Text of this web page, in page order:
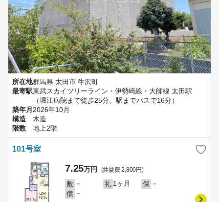
所在地群馬県 太田市 牛沢町
最寄駅東武スカイツリーライン・伊勢崎線・大師線 太田駅
（堀江病院まで徒歩25分、駅までバスで16分）
築年月 2026年10月
構造
木造
階数
地上2階
101号室
7.25万円 (共益費 2,800円)
敷 － 礼 1ヶ月 保 －
償 －